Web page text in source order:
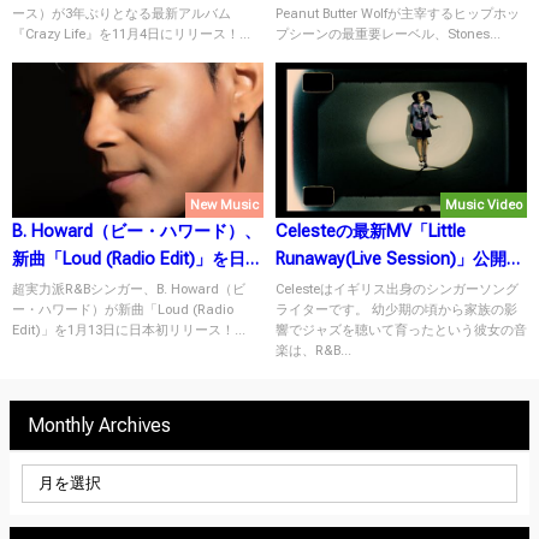
ース）が3年ぶりとなる最新アルバム
『Crazy Life』を11月4日にリリース！...
Peanut Butter Wolfが主宰するヒップホッ
プシーンの最重要レーベル、Stones...
New Music
B. Howard（ビー・ハワード）、
新曲「Loud (Radio Edit)」を日本
初リリース！
超実力派R&Bシンガー、B. Howard（ビ
ー・ハワード）が新曲「Loud (Radio
Edit)」を1月13日に日本初リリース！...
Music Video
Celesteの最新MV「Little
Runaway(Live Session)」公開！
彼女の伸びやかで優しい歌声に
魅了される。
Celesteはイギリス出身のシンガーソング
ライターです。 幼少期の頃から家族の影
響でジャズを聴いて育ったという彼女の音
楽は、R&B...
Monthly Archives